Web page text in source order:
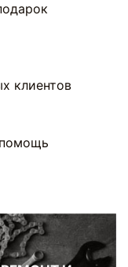
клиентов